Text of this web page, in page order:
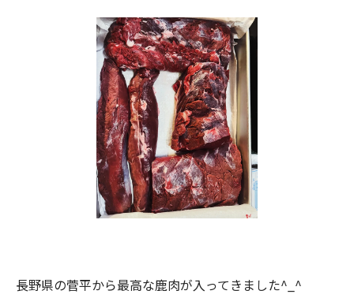
長野県の菅平から最高な鹿肉が入ってきました^_^